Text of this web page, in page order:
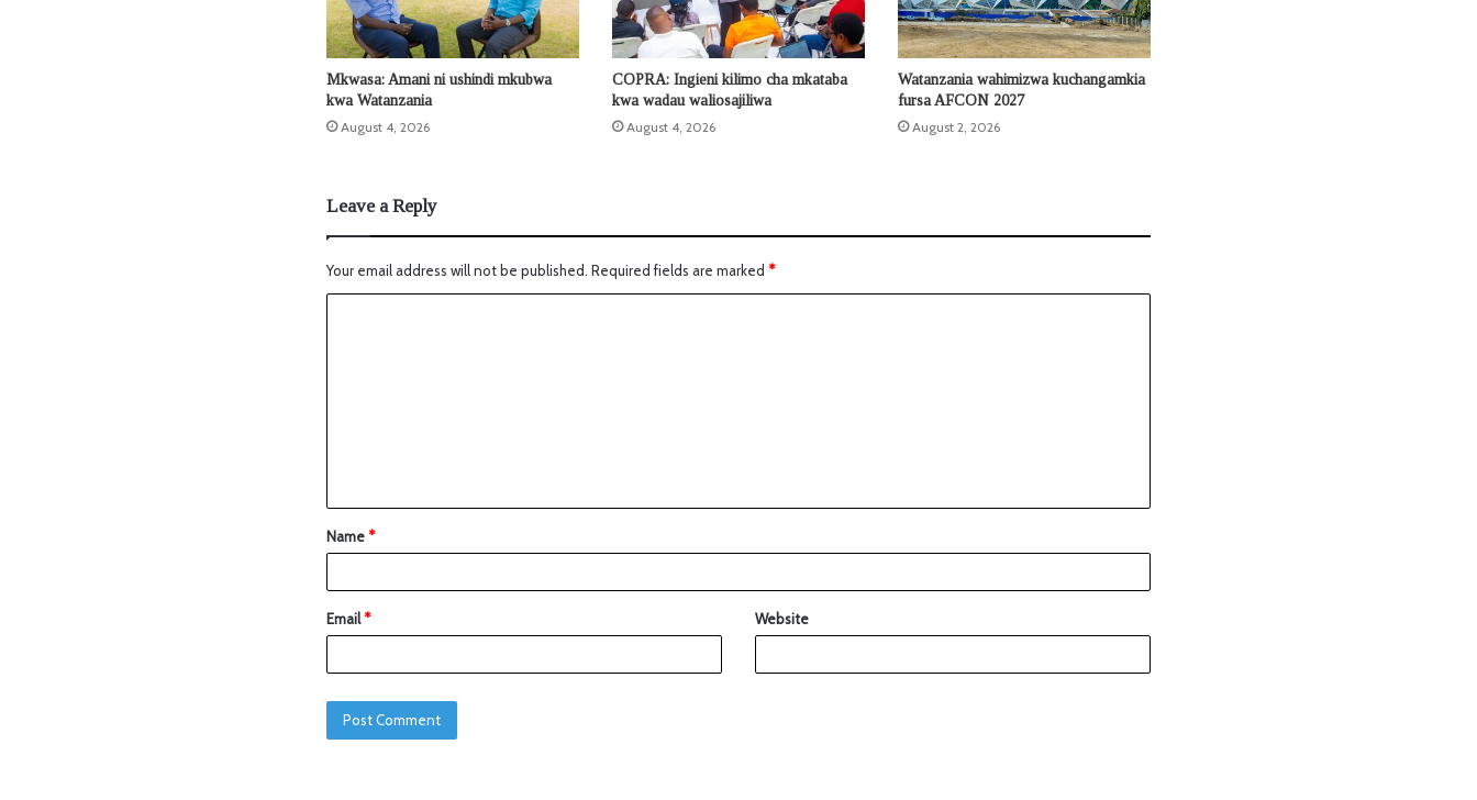
Mkwasa: Amani ni ushindi mkubwa
kwa Watanzania
August 4, 2026
COPRA: Ingieni kilimo cha mkataba
kwa wadau waliosajiliwa
August 4, 2026
Watanzania wahimizwa kuchangamkia
fursa AFCON 2027
August 2, 2026
Leave a Reply
Your email address will not be published. Required fields are marked *
Name*
Email* Website